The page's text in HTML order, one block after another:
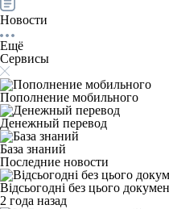
Новости
Ещё
Сервисы
Пополнение мобильного
Денежный перевод
База знаний
Последние новости
Відсьогодні без цього
2 года назад